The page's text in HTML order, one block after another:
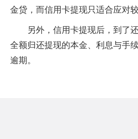
金贷，而信用卡提现只适合应对
另外，信用卡提现后，到了
全额归还提现的本金、利息与手
逾期。